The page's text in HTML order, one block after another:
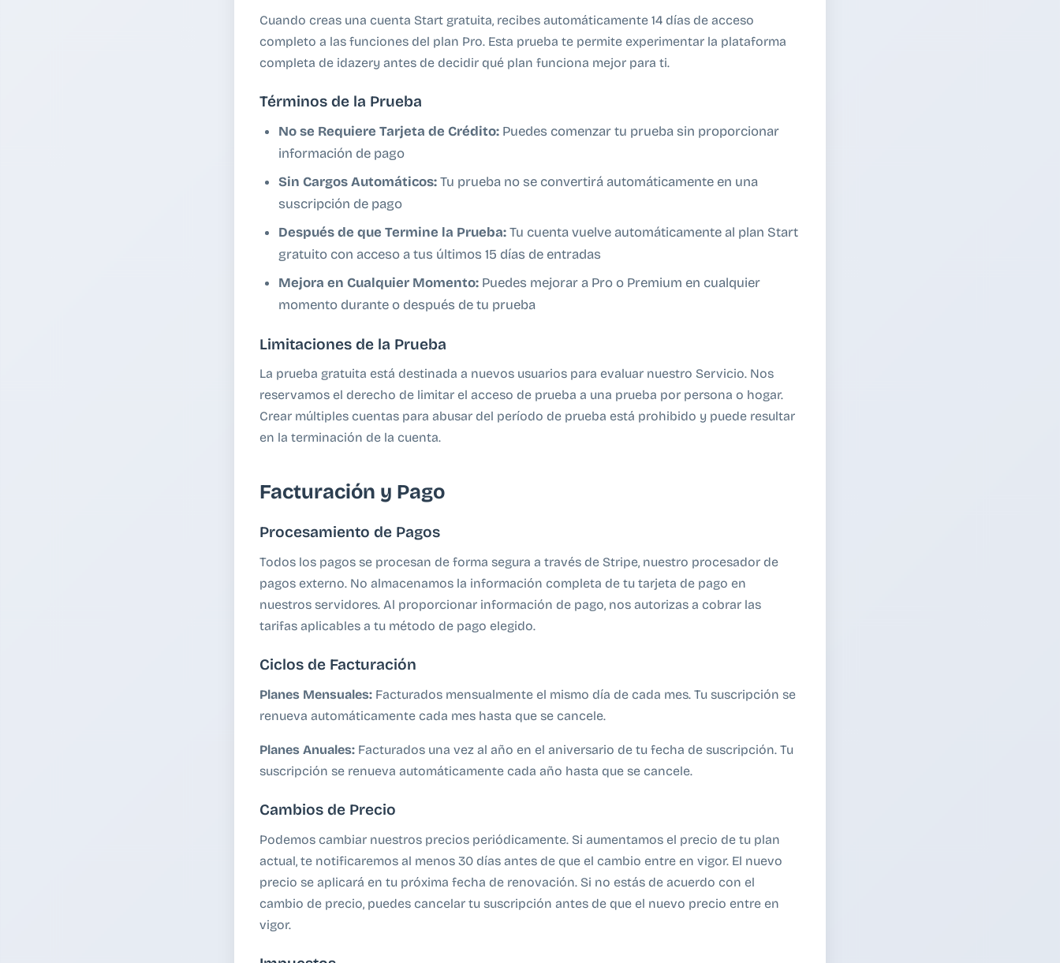
Cuando creas una cuenta Start gratuita, recibes automáticamente 14 días de acceso
completo a las funciones del plan Pro. Esta prueba te permite experimentar la plataforma
completa de idazery antes de decidir qué plan funciona mejor para ti.
Términos de la Prueba
No se Requiere Tarjeta de Crédito: Puedes comenzar tu prueba sin proporcionar
información de pago
Sin Cargos Automáticos:Tu prueba no se convertirá automáticamente en una
suscripción de pago
Después de que Termine la Prueba:Tu cuenta vuelve automáticamente al plan Start
gratuito con acceso a tus últimos 15 días de entradas
Mejora en Cualquier Momento: Puedes mejorar a Pro o Premium en cualquier
momento durante o después de tu prueba
Limitaciones de la Prueba
La prueba gratuita está destinada a nuevos usuarios para evaluar nuestro Servicio. Nos
reservamos el derecho de limitar el acceso de prueba a una prueba por persona o hogar.
Crear múltiples cuentas para abusar del período de prueba está prohibido y puede resultar
en la terminación de la cuenta.
Facturación y Pago
Procesamiento de Pagos
Todos los pagos se procesan de forma segura a través de Stripe, nuestro procesador de
pagos externo. No almacenamos la información completa de tu tarjeta de pago en
nuestros servidores. Al proporcionar información de pago, nos autorizas a cobrar las
tarifas aplicables a tu método de pago elegido.
Ciclos de Facturación
Planes Mensuales: Facturados mensualmente el mismo día de cada mes. Tu suscripción se
renueva automáticamente cada mes hasta que se cancele.
Planes Anuales: Facturados una vez al año en el aniversario de tu fecha de suscripción. Tu
suscripción se renueva automáticamente cada año hasta que se cancele.
Cambios de Precio
Podemos cambiar nuestros precios periódicamente. Si aumentamos el precio de tu plan
actual, te notificaremos al menos 30 días antes de que el cambio entre en vigor. El nuevo
precio se aplicará en tu próxima fecha de renovación. Si no estás de acuerdo con el
cambio de precio, puedes cancelar tu suscripción antes de que el nuevo precio entre en
vigor.